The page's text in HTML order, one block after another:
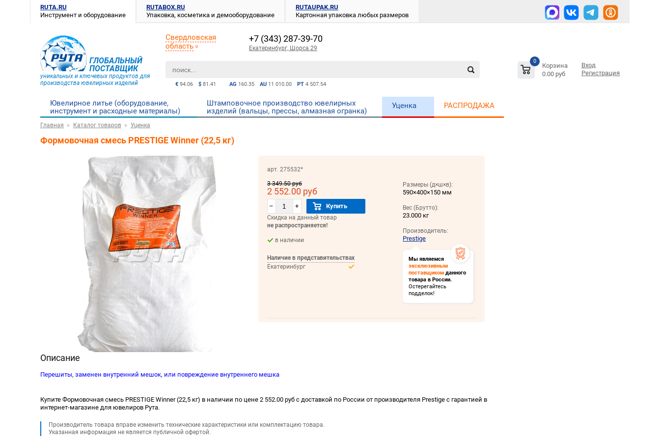
RUTA.RU
Инструмент и оборудование
RUTABOX.RU
Упаковка, косметика и демооборудование
RUTAUPAK.RU
Картонная упаковка любых размеров
ГЛОБАЛЬНЫЙ
ПОСТАВЩИК
уникальных и ключевых продуктов для
производства ювелирных изделий
AG 160.35 AU 11 010.00 PT 4 507.54
€ 94.06 $ 81.41
0
Корзина
0.00 руб
Вход
Регистрация
Свердловская
область
+7 (343) 287-39-70
Екатеринбург, Щорса 29
Ювелирное литье (оборудование,
инструмент и расходные материалы)
Штамповочное производство ювелирных
изделий (вальцы, прессы, алмазная огранка)
Уценка РАСПРОДАЖА
Главная Каталог товаров Уценка
Формовочная смесь PRESTIGE Winner (22,5 кг)
арт. 275532*
3 349.50 руб
2 552.00 руб
– + Купить
Скидка на данный товар
не распространяется!
в наличии
Наличие в представительствах
Екатеринбург
Размеры (д×ш×в):
590×400×150 мм
Вес (Брутто):
23.000 кг
Производитель:
Prestige
Мы являемся
эксклюзивным
поставщиком данного
товара в России.
Остерегайтесь
подделок!
Описание
Перешиты, заменен внутренний мешок, или повреждение внутреннего мешка
Купите Формовочная смесь PRESTIGE Winner (22,5 кг) в наличии по цене 2 552.00 руб с доставкой по России от производителя Prestige с гарантией в
интернет-магазине для ювелиров Рута.
Производитель товара вправе изменить технические характеристики или комплектацию товара.
Указанная информация не является публичной офертой.